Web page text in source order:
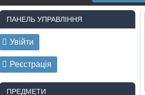
ПАНЕЛЬ УПРАВЛІННЯ
Увійти
Реєстрація
ПРЕДМЕТИ